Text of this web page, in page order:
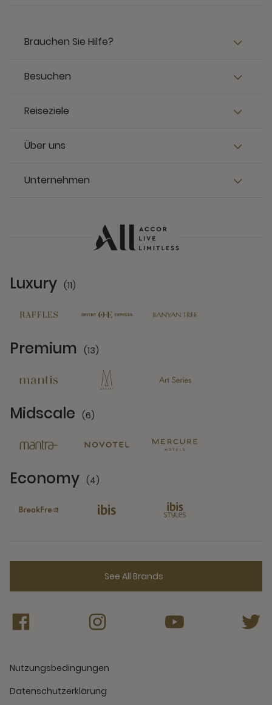
Brauchen Sie Hilfe?
Besuchen
Reiseziele
Über uns
Unternehmen
Luxury (11)
Premium (13)
Midscale (6)
Economy (4)
See All Brands
Nutzungsbedingungen
Datenschutzerklärung